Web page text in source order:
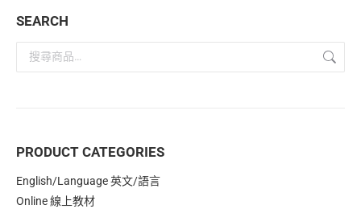
SEARCH
PRODUCT CATEGORIES
English/Language 英文/語言
Online 線上教材